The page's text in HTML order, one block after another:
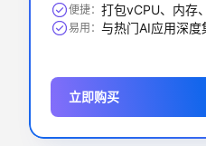
便捷：
易用：
立即购买